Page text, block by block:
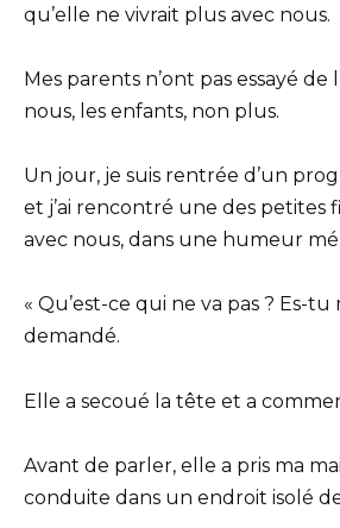
qu’elle ne vivrait plus avec nous.
Mes parents n’ont pas essayé de
nous, les enfants, non plus.
Un jour, je suis rentrée d’un
et j’ai rencontré une des petites
avec nous, dans une humeur
« Qu’est-ce qui ne va pas ? Es-tu
demandé.
Elle a secoué la tête et a
Avant de parler, elle a pris ma
conduite dans un endroit isolé